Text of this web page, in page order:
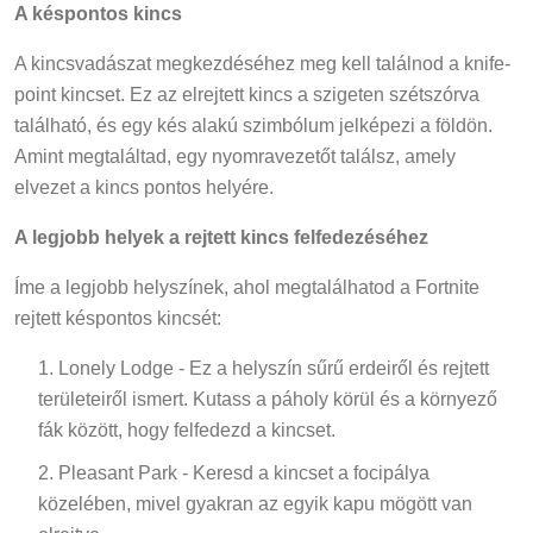
A késpontos kincs
A kincsvadászat megkezdéséhez meg kell találnod a knife-
point kincset. Ez az elrejtett kincs a szigeten szétszórva
található, és egy kés alakú szimbólum jelképezi a földön.
Amint megtaláltad, egy nyomravezetőt találsz, amely
elvezet a kincs pontos helyére.
A legjobb helyek a rejtett kincs felfedezéséhez
Íme a legjobb helyszínek, ahol megtalálhatod a Fortnite
rejtett késpontos kincsét:
Lonely Lodge - Ez a helyszín sűrű erdeiről és rejtett
területeiről ismert. Kutass a páholy körül és a környező
fák között, hogy felfedezd a kincset.
Pleasant Park - Keresd a kincset a focipálya
közelében, mivel gyakran az egyik kapu mögött van
elrejtve.